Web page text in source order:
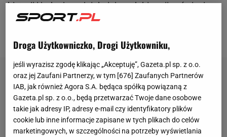
historii i jednej z najpiękniejszych historii w świecie
futbolu" -pisaliśmy w październiku 2025 na łamach
Droga Użytkowniczko, Drogi Użytkowniku,
jeśli wyrazisz zgodę klikając „Akceptuję”, Gazeta.pl sp. z o.o.
oraz jej Zaufani Partnerzy, w tym [676] Zaufanych Partnerów
IAB, jak również Agora S.A. będąca spółką powiązaną z
Gazeta.pl sp. z o.o., będą przetwarzać Twoje dane osobowe
takie jak adresy IP, adresy e-mail czy identyfikatory plików
cookie lub inne informacje zapisane w tych plikach do celów
marketingowych, w szczególności na potrzeby wyświetlania